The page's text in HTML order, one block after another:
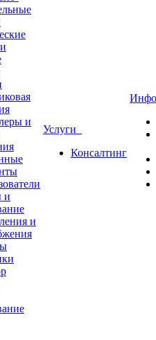
и
и
и
Услуги
Консалтинг